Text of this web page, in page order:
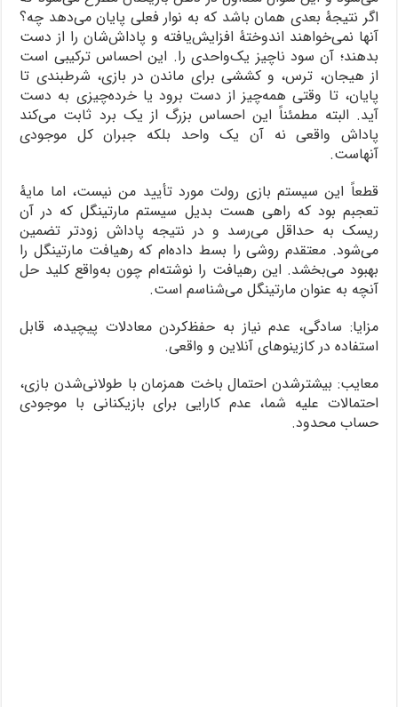
اگر نتیجۀ بعدی همان باشد که به نوار فعلی پایان می‌دهد چه؟
آنها نمی‌خواهند اندوختۀ افزایش‌یافته و پاداش‌شان را از دست
بدهند؛ آن سود ناچیز یک‌واحدی را. این احساس ترکیبی است
از هیجان، ترس، و کششی برای ماندن در بازی، شرط‎بندی تا
پایان، تا وقتی همه‌چیز از دست برود یا خرده‌چیزی به دست
آید. البته مطمئناً این احساس بزرگ از یک برد ثابت می‌کند
پاداش واقعی نه آن یک واحد بلکه جبران کل موجودی
آنهاست.
قطعاً این سیستم بازی رولت مورد تأیید من نیست، اما مایۀ
تعجبم بود که راهی هست بدیل سیستم مارتینگل که در آن
ریسک به حداقل می‌رسد و در نتیجه پاداش زودتر تضمین
می‌شود. معتقدم روشی را بسط داده‌ام که رهیافت مارتینگل را
بهبود می‌بخشد. این رهیافت را نوشته‌ام چون به‌واقع کلید حل
آنچه به عنوان مارتینگل می‌شناسم است.
مزایا: سادگی، عدم نیاز به حفظ‌کردن معادلات پیچیده، قابل
استفاده در کازینوهای آنلاین و واقعی.
معایب: بیشترشدن احتمال باخت همزمان با طولانی‌شدن بازی،
احتمالات علیه شما، عدم کارایی برای بازیکنانی با موجودی
حساب محدود.